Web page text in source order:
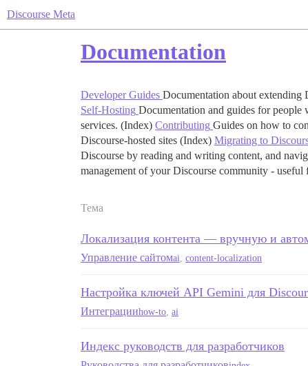
Discourse Meta
Documentation
Developer Guides Documentation about extending
Self-Hosting Documentation and guides for people
services. (Index) Contributing Guides on how to
Discourse-hosted sites (Index) Migrating to
Discourse by reading and writing content, and
management of your Discourse community -
Тема
Локализация контента — вручную и
Управление сайтомai content-localization
Настройка ключей API Gemini для
Интеграцииhow-to ai
Индекс руководств для разработчиков